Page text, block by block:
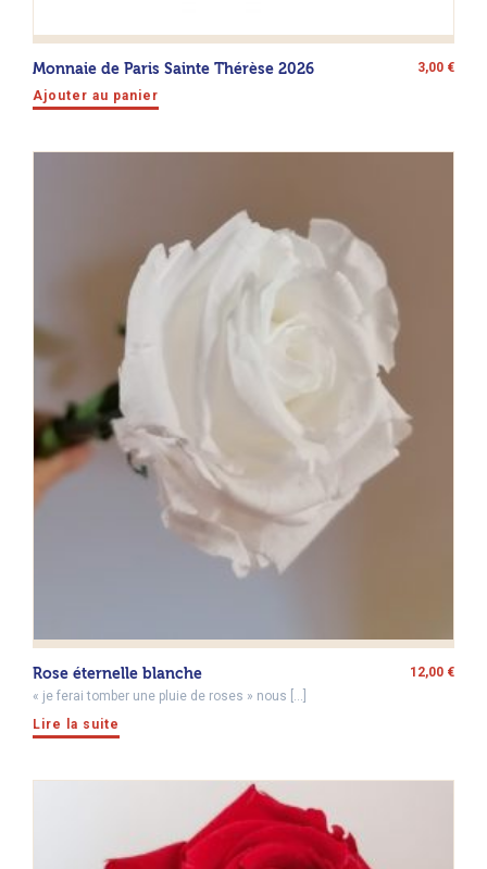
Monnaie de Paris Sainte Thérèse 2026 3,00 €
Ajouter au panier
Rose éternelle blanche 12,00 €
« je ferai tomber une pluie de roses » nous […]
Lire la suite